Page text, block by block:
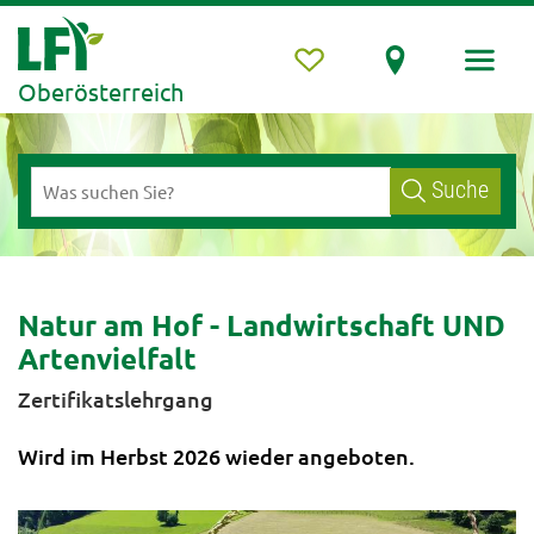
Oberösterreich
Suche
Natur am Hof - Landwirtschaft UND
Artenvielfalt
Zertifikatslehrgang
Wird im Herbst 2026 wieder angeboten.